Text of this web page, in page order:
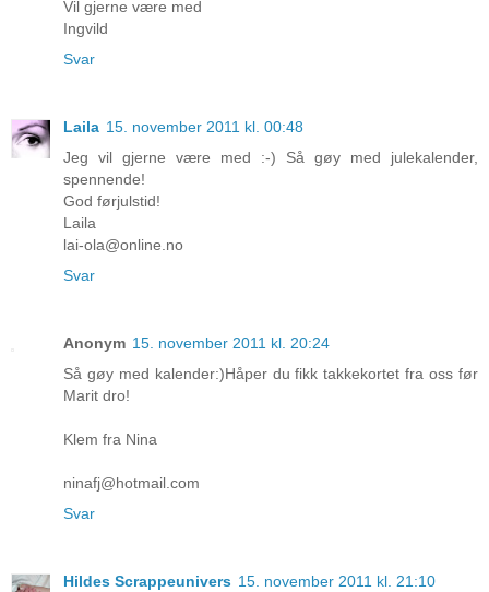
Vil gjerne være med
Ingvild
Svar
Laila 15. november 2011 kl. 00:48
Jeg vil gjerne være med :-) Så gøy med julekalender,
spennende!
God førjulstid!
Laila
lai-ola@online.no
Svar
Anonym 15. november 2011 kl. 20:24
Så gøy med kalender:)Håper du fikk takkekortet fra oss før
Marit dro!
Klem fra Nina
ninafj@hotmail.com
Svar
Hildes Scrappeunivers 15. november 2011 kl. 21:10